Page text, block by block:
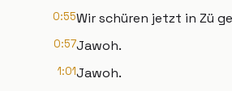
0:55Wir schüren jetzt in Zü
0:57Jawoh.
1:01Jawoh.